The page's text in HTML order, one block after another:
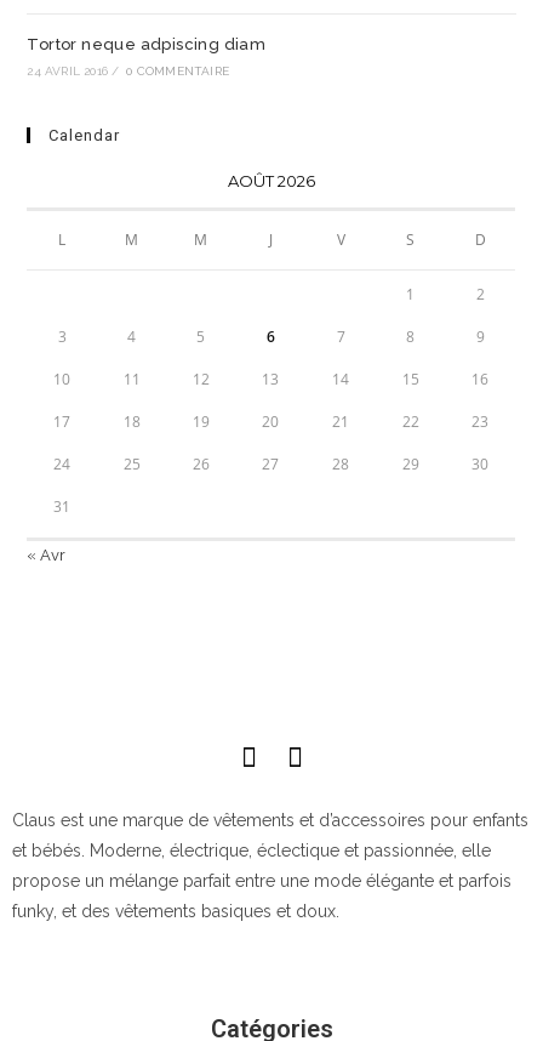
Tortor neque adpiscing diam
24 AVRIL 2016 / 0 COMMENTAIRE
Calendar
AOÛT 2026
L M M J V S D
1 2
3 4 5 6 7 8 9
10 11 12 13 14 15 16
17 18 19 20 21 22 23
24 25 26 27 28 29 30
31
« Avr
Claus est une marque de vêtements et d’accessoires pour enfants
et bébés. Moderne, électrique, éclectique et passionnée, elle
propose un mélange parfait entre une mode élégante et parfois
funky, et des vêtements basiques et doux.
Catégories